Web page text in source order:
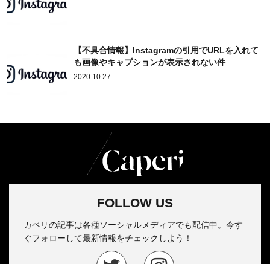
【不具合情報】Instagramの引用でURLを入れて
も画像やキャプションが表示されない件
2020.10.27
FOLLOW US
カペリの記事は各種ソーシャルメディアでも配信中。今す
ぐフォローして最新情報をチェックしよう！